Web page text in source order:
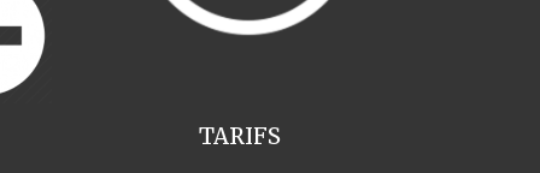
TARIFS